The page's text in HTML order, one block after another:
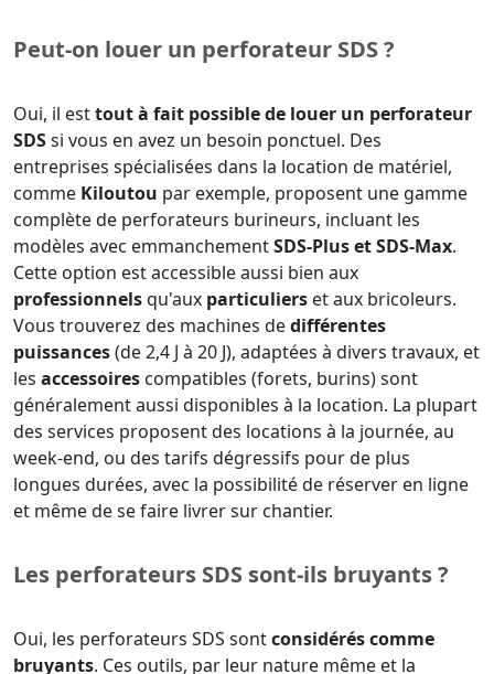
Peut-on louer un perforateur SDS ?
Oui, il esttout à fait possible de louer un perforateur
SDSsi vous en avez un besoin ponctuel. Des
entreprises spécialisées dans la location de matériel,
comme Kiloutou par exemple, proposent une gamme
complète de perforateurs burineurs, incluant les
modèles avec emmanchementSDS-Plus et SDS-Max.
Cette option est accessible aussi bien aux
professionnelsqu'aux particuliers et aux bricoleurs.
Vous trouverez des machines dedifférentes
puissances(de 2,4 J à 20 J), adaptées à divers travaux, et
les accessoires compatibles (forets, burins) sont
généralement aussi disponibles à la location. La plupart
des services proposent des locations à la journée, au
week-end, ou des tarifs dégressifs pour de plus
longues durées, avec la possibilité de réserver en ligne
et même de se faire livrer sur chantier.
Les perforateurs SDS sont-ils bruyants ?
Oui, les perforateurs SDS sontconsidérés comme
bruyants. Ces outils, par leur nature même et la